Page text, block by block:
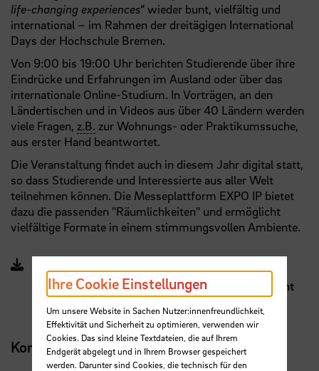
life-changing experiences“ wieder bunt, vielfältig und
international – im Rahmen der dreitägigen International
Days der Hochschule Bremen.
Von 9:00 bis 19:00 Uhr berichten Studierende über ihre
Eindrücke und Erfahrungen im Ausland oder über das
internationale Online-Studium. In Vorträgen, an den
Ländertischen und in Videos aus über 40 Ländern werden
viele Fragen, z.B. zur Wohnungs- oder Praktikumssuche,
aus erster Hand beantwortet.
Die Veranstaltung findet auch in diesem Jahr digital statt,
so dass Studierende und Interessierte aus aller Welt
teilnehmen können. Die Messeplattform EXPO IP bietet
dazu die passenden "Räumlichkeiten" und ermöglicht
vielfältige Formate in einem stimmungsvollen Ambiente.
International Day 2021" (PDF, 3 MB, Datei ist nicht
barrierefrei)
Kontakt
Ihre Cookie Einstellungen
Um unsere Website in Sachen Nutzer:innenfreundlichkeit,
Effektivität und Sicherheit zu optimieren, verwenden wir
Cookies. Das sind kleine Textdateien, die auf Ihrem
Endgerät abgelegt und in Ihrem Browser gespeichert
werden. Darunter sind Cookies, die technisch für den